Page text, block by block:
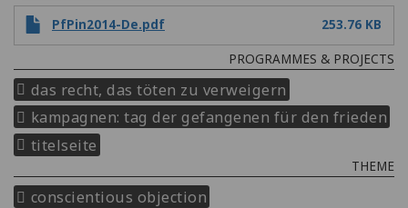
PfPin2014-De.pdf 253.76 KB
PROGRAMMES & PROJECTS
das recht, das töten zu verweigern
kampagnen: tag der gefangenen für den frieden
titelseite
THEME
conscientious objection